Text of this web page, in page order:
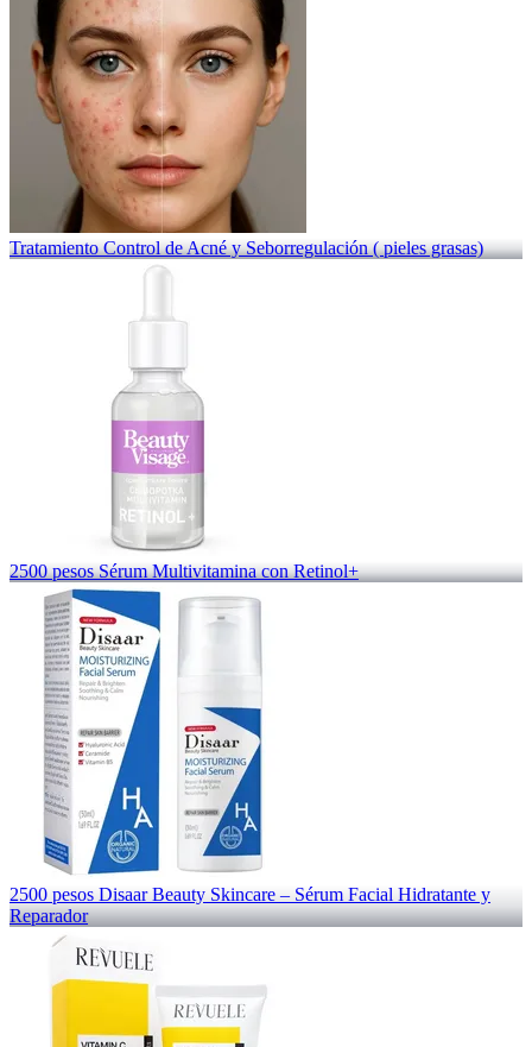
Tratamiento Control de Acné y Seborregulación ( pieles grasas)
2500 pesos Sérum Multivitamina con Retinol+
2500 pesos Disaar Beauty Skincare – Sérum Facial Hidratante y
Reparador